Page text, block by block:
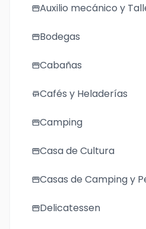
storefrontAuxilio mecánico y
storefrontBodegas
storefrontCabañas
storeCafés y Heladerías
storefrontCamping
storefrontCasa de Cultura
storefrontCasas de Camping y
storefrontDelicatessen